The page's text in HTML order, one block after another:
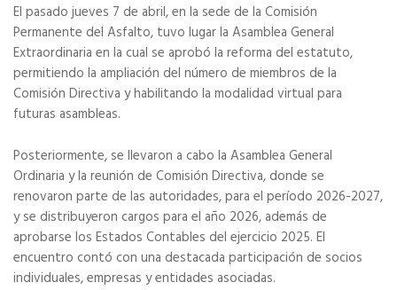
El pasado jueves 7 de abril, en la sede de la Comisión
Permanente del Asfalto, tuvo lugar la Asamblea General
Extraordinaria en la cual se aprobó la reforma del estatuto,
permitiendo la ampliación del número de miembros de la
Comisión Directiva y habilitando la modalidad virtual para
futuras asambleas.
Posteriormente, se llevaron a cabo la Asamblea General
Ordinaria y la reunión de Comisión Directiva, donde se
renovaron parte de las autoridades, para el período 2026-2027,
y se distribuyeron cargos para el año 2026, además de
aprobarse los Estados Contables del ejercicio 2025. El
encuentro contó con una destacada participación de socios
individuales, empresas y entidades asociadas.